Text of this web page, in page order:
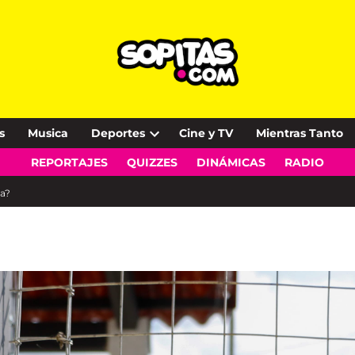
Musica Deportes
Open
dropdown
Cine y TV Mientras Tanto
REPORTAJES QUIZZES DINÁMICAS RADIO